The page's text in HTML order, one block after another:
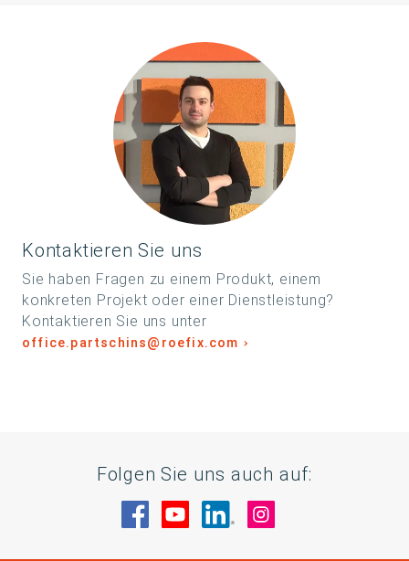
Kontaktieren Sie uns
Sie haben Fragen zu einem Produkt, einem
konkreten Projekt oder einer Dienstleistung?
Kontaktieren Sie uns unter
office.partschins@roefix.com
Folgen Sie uns auch auf:
Besuche uns auf Facebook
Besuche uns auf YouTube
Besuche uns auf